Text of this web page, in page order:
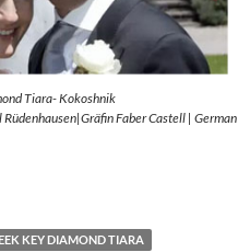
Tiara- Kokoshnik
Faber Castell | German
KEY DIAMOND TIARA